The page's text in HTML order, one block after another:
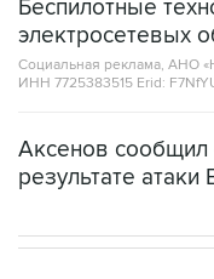
Беспилотные
электросетевых
Социальная реклама, АНО
ИНН 7725383515 Erid:
Аксенов
результате